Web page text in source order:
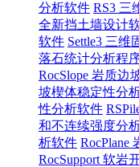
分析软件 RS3 三
全新挡土墙设计
软件 Settle3 三维
落石统计分析程
RocSlope 岩质边
坡楔体稳定性分
性分析软件
和不连续强度分
析软件 RocPlane
RocSupport 软岩